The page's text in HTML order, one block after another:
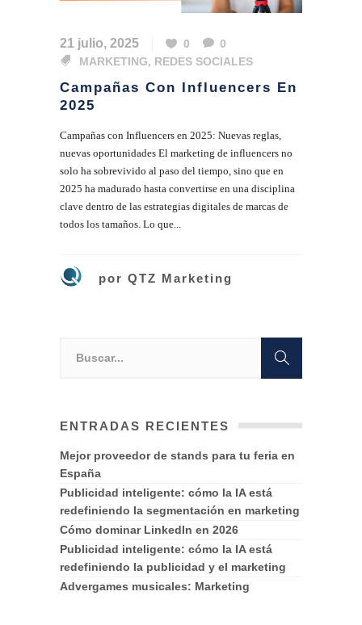
21 julio, 2025 0
0
MARKETING, REDES SOCIALES
Campañas Con Influencers En
2025
Campañas con Influencers en 2025: Nuevas reglas,
nuevas oportunidades El marketing de influencers no
solo ha sobrevivido al paso del tiempo, sino que en
2025 ha madurado hasta convertirse en una disciplina
clave dentro de las estrategias digitales de marcas de
todos los tamaños. Lo que...
por QTZ Marketing
ENTRADAS RECIENTES
Mejor proveedor de stands para tu feria en
España
Publicidad inteligente: cómo la IA está
redefiniendo la segmentación en marketing
Cómo dominar LinkedIn en 2026
Publicidad inteligente: cómo la IA está
redefiniendo la publicidad y el marketing
Advergames musicales: Marketing